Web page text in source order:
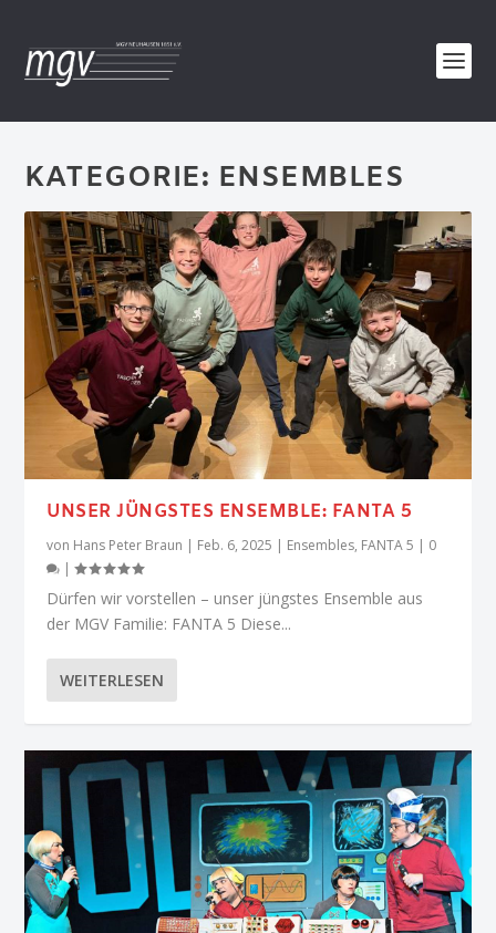
KATEGORIE: ENSEMBLES
UNSER JÜNGSTES ENSEMBLE: FANTA 5
von Hans Peter Braun | Feb. 6, 2025 | Ensembles, FANTA 5 | 0
|
Dürfen wir vorstellen – unser jüngstes Ensemble aus
der MGV Familie: FANTA 5 Diese...
WEITERLESEN